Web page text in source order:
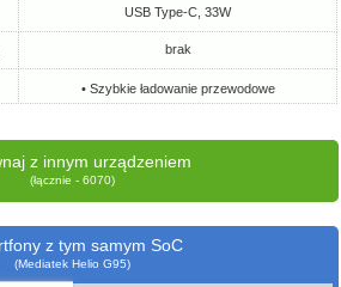
USB Type-C, 33W
brak
• Szybkie ładowanie przewodowe
z innym urządzeniem
(łącznie - 6070)
z tym samym SoC
(Mediatek Helio G95)